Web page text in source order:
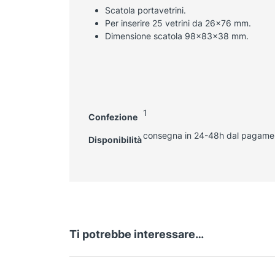
Scatola portavetrini.
Per inserire 25 vetrini da 26×76 mm.
Dimensione scatola 98x83x38 mm.
Confezione 1
Disponibilitàconsegna in 24-48h dal
Ti potrebbe interessare…